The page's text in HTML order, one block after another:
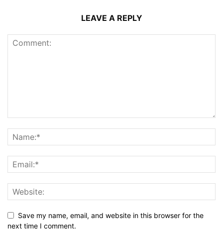
LEAVE A REPLY
Save my name, email, and website in this browser for the
next time I comment.